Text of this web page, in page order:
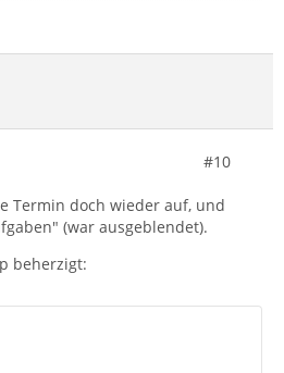
#10
Termin doch wieder auf, und
(war ausgeblendet).
beherzigt: